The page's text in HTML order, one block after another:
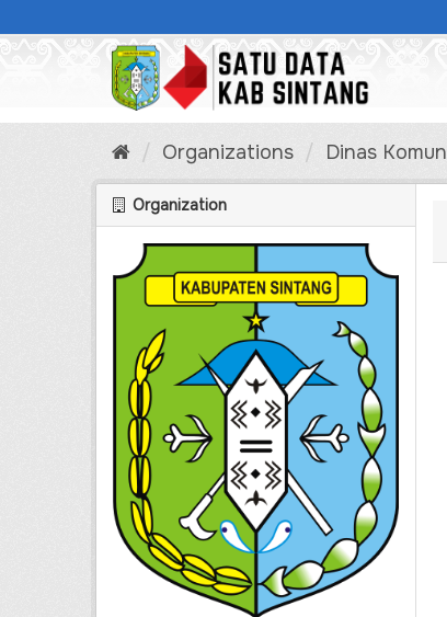
to
Organizations Dinas
Organization